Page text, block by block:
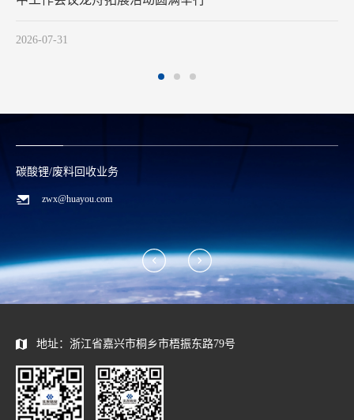
碳酸锂/废料回收业务
zwx@huayou.com
地址：浙江省嘉兴市桐乡市梧振东路79号